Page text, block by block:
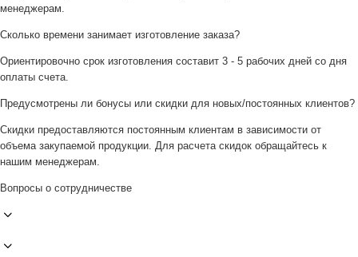
менеджерам.
Сколько времени занимает изготовление заказа?
Ориентировочно срок изготовления составит 3 - 5 рабочих дней со дня
оплаты счета.
Предусмотрены ли бонусы или скидки для новых/постоянных клиентов?
Скидки предоставляются постоянным клиентам в зависимости от
объема закупаемой продукции. Для расчета скидок обращайтесь к
нашим менеджерам.
Вопросы о сотрудничестве